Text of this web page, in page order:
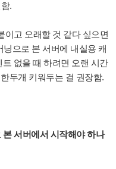
.
이고 오래할 것 같다 싶으면
으로 본 서버에 내실용 캐
없을 때 하려면 오랜 시간
두개 키워두는 걸 권장함.
서버에서 시작해야 하나